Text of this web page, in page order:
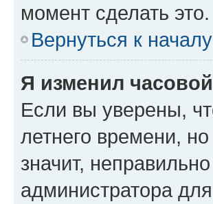
момент сделать это.
Вернуться к началу
Я изменил
Если вы уверены,
летнего времени,
значит,
администратора